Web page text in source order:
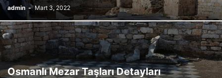
admin - Mart 3, 2022
Osmanlı Mezar Taşları Detayları